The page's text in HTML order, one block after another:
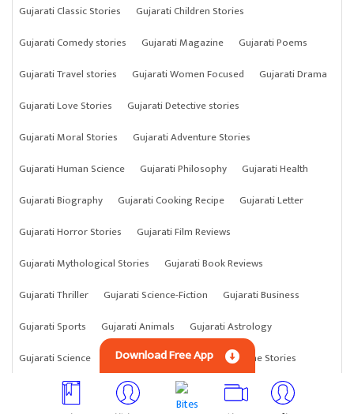
Gujarati Classic Stories
Gujarati Children Stories
Gujarati Comedy stories
Gujarati Magazine
Gujarati Poems
Gujarati Travel stories
Gujarati Women Focused
Gujarati Drama
Gujarati Love Stories
Gujarati Detective stories
Gujarati Moral Stories
Gujarati Adventure Stories
Gujarati Human Science
Gujarati Philosophy
Gujarati Health
Gujarati Biography
Gujarati Cooking Recipe
Gujarati Letter
Gujarati Horror Stories
Gujarati Film Reviews
Gujarati Mythological Stories
Gujarati Book Reviews
Gujarati Thriller
Gujarati Science-Fiction
Gujarati Business
Gujarati Sports
Gujarati Animals
Gujarati Astrology
Gujarati Science
Gujarati Anything Gujarati Crime Stories
Download Free App